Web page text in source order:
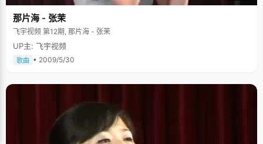
那片海 - 张茉
飞宇视频 第12期, 那片海 - 张茉
UP主: 飞宇视频
歌曲 • 2009/5/30